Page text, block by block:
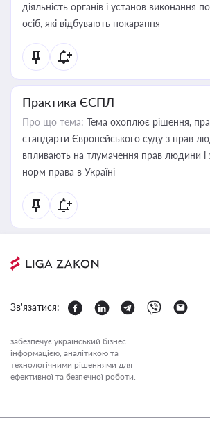
діяльність органів і установ виконання
осіб, які відбувають покарання
Практика ЄСПЛ
Про що тема: Тема охоплює рішення,
стандарти Європейського суду з прав
впливають на тлумачення прав людини і
норм права в Україні
Зв'язатися:
забезпечує український бізнес
інформацією, аналітикою та
технологічними рішеннями для
ефективної та безпечної роботи.